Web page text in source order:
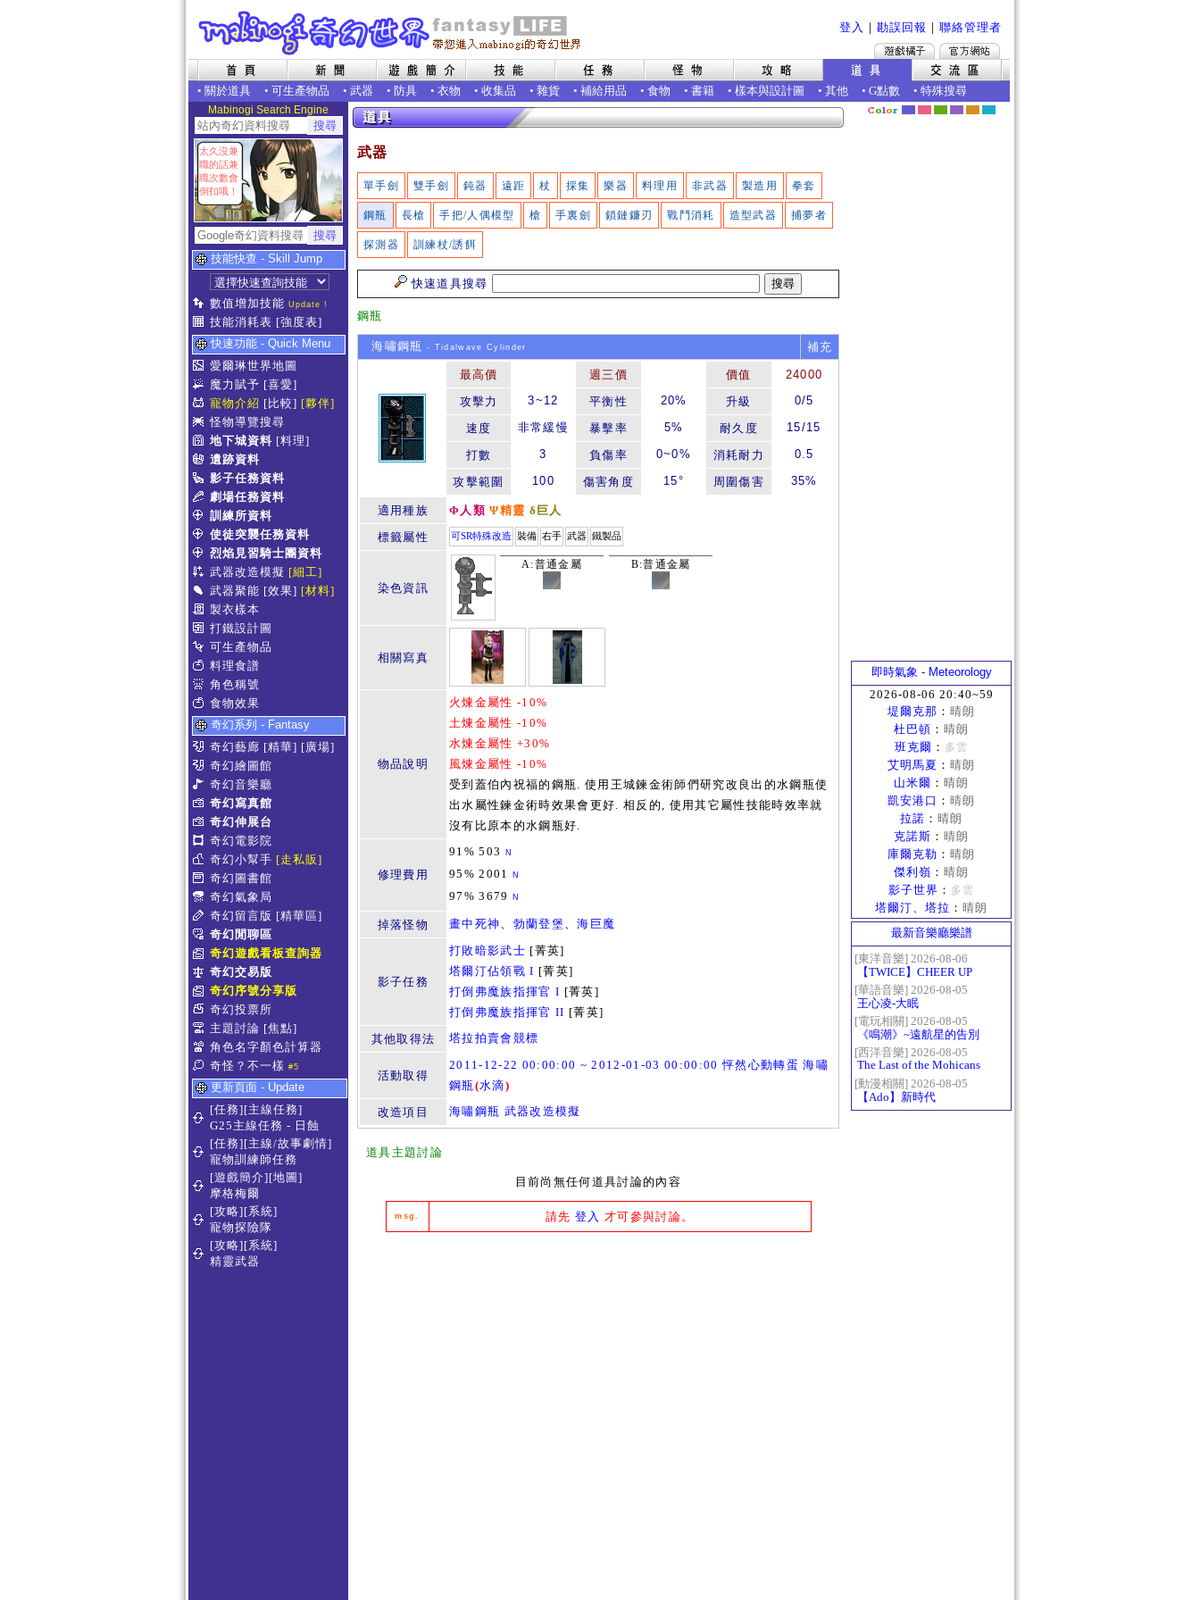
登入 ｜ 勘誤回報 ｜ 聯絡管理者
• 關於道具 • 可生產物品 • 武器 • 防具 • 衣物 • 收集品 • 雜貨 • 補給用品 • 食物 • 書籍 • 樣本與設計圖 • 其他 • G點數 • 特殊搜尋
Mabinogi Search Engine
太久沒兼
職的話兼
職次數會
倒扣哦！
技能快查 - Skill Jump
數值增加技能 Update !
技能消耗表 [強度表]
快速功能 - Quick Menu
愛爾琳世界地圖
魔力賦予 [喜愛]
寵物介紹 [比較] [夥伴]
怪物導覽搜尋
地下城資料 [料理]
遺跡資料
影子任務資料
劇場任務資料
訓練所資料
使徒突襲任務資料
烈焰見習騎士團資料
武器改造模擬 [細工]
武器聚能 [效果] [材料]
製衣樣本
打鐵設計圖
可生產物品
料理食譜
角色稱號
食物效果
奇幻系列 - Fantasy
奇幻藝廊 [精華] [廣場]
奇幻繪圖館
奇幻音樂廳
奇幻寫真館
奇幻伸展台
奇幻電影院
奇幻小幫手 [走私販]
奇幻圖書館
奇幻氣象局
奇幻留言版 [精華區]
奇幻閒聊區
奇幻遊戲看板查詢器
奇幻交易版
奇幻序號分享版
奇幻投票所
主題討論 [焦點]
角色名字顏色計算器
奇怪？不一樣 #5
更新頁面 - Update
[任務][主線任務]
G25主線任務 - 日蝕
[任務][主線/故事劇情]
寵物訓練師任務
[遊戲簡介][地圖]
摩格梅爾
[攻略][系統]
寵物探險隊
[攻略][系統]
精靈武器
武器
單手劍 雙手劍 鈍器 遠距 杖 採集 樂器 料理用 非武器 製造用 拳套
鋼瓶 長槍 手把/人偶模型 槍 手裏劍 鎖鏈鐮刃 戰鬥消耗 造型武器 捕夢者
探測器 訓練杖/誘餌
快速道具搜尋
鋼瓶
海嘯鋼瓶 - Tidalwave Cylinder 補充
最高價 週三價 價值
24000
攻擊力
3~12 平衡性 20% 升級 0/5
速度 非常緩慢 暴擊率 5% 耐久度 15/15
打數 3 負傷率 0~0% 消耗耐力 0.5
攻擊範圍 100 傷害角度 15° 周圍傷害 35%
適用種族 Φ人類 Ψ精靈 δ巨人
標籤屬性
可SR特殊改造 裝備 右手 武器 鐵製品
染色資訊
A:普通金屬 B:普通金屬
相關寫真
物品說明
火煉金屬性 -10%
土煉金屬性 -10%
水煉金屬性 +30%
風煉金屬性 -10%
受到蓋伯內祝福的鋼瓶. 使用王城鍊金術師們研究改良出的水鋼瓶使
出水屬性鍊金術時效果會更好. 相反的, 使用其它屬性技能時效率就
沒有比原本的水鋼瓶好.
修理費用
91% 503 N
95% 2001 N
97% 3679 N
掉落怪物 畫中死神、 勃蘭登堡 、海巨魔
影子任務
打敗暗影武士 [菁英]
塔爾汀佔領戰 I [菁英]
打倒弗魔族指揮官 I [菁英]
打倒弗魔族指揮官 II [菁英]
其他取得法
塔拉拍賣會競標
活動取得
2011-12-22 00:00:00 ~ 2012-01-03 00:00:00 怦然心動轉蛋 海嘯
鋼瓶(水滴)
改造項目
海嘯鋼瓶 武器改造模擬
道具主題討論
目前尚無任何道具討論的內容
msg. 請先 登入 才可參與討論。
即時氣象 - Meteorology
2026-08-06 20:40~59
堤爾克那 ： 晴朗
杜巴頓 ： 晴朗
班克爾 ： 多雲
艾明馬夏 ： 晴朗
山米爾 ： 晴朗
凱安港口 ： 晴朗
拉諾 ： 晴朗
克諾斯 ： 晴朗
庫爾克勒 ： 晴朗
傑利嶺 ： 晴朗
影子世界 ： 多雲
塔爾汀、塔拉 ： 晴朗
最新音樂廳樂譜
[東洋音樂] 2026-08-06
【TWICE】CHEER UP
[華語音樂] 2026-08-05
王心凌-大眠
[電玩相關] 2026-08-05
《鳴潮》~遠航星的告別
[西洋音樂] 2026-08-05
The Last of the Mohicans
最後的莫西乾人
[動漫相關] 2026-08-05
【Ado】新時代